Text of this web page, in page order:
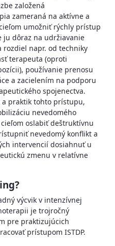
založená
zameraná na aktívne a
umožniť rýchly prístup
ju dôraz na udržiavanie
rozdiel napr. od techniky
terapeuta (oproti
používanie prenosu
a zacielením na podporu
spojenectva.
a praktik tohto prístupu,
nevedomého
oslabiť deštruktívnu
nevedomý konflikt a
intervencií dosiahnuť u
zmenu v relatívne
výcvik v intenzívnej
je trojročný
pre praktizujúcich
prístupom ISTDP.